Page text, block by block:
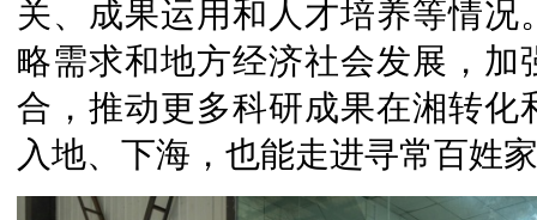
关、成果运用和人才培养等情
略需求和地方经济社会发展，
合，推动更多科研成果在湘转
入地、下海，也能走进寻常百姓